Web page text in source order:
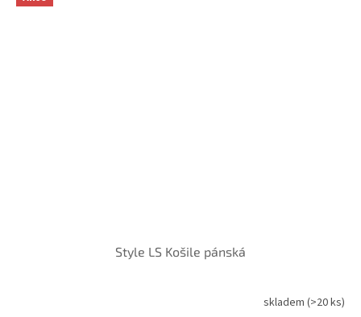
Style LS Košile pánská
skladem (>20 ks)